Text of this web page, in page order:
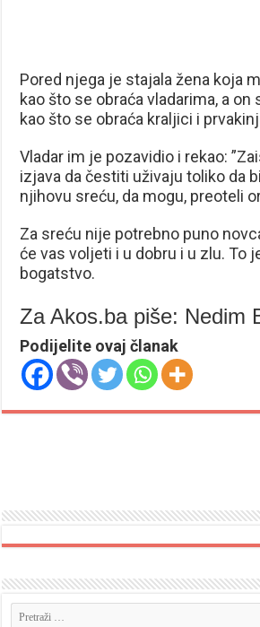
Pored njega je stajala žena koja
kao što se obraća vladarima, a on
kao što se obraća kraljici i
Vladar im je pozavidio i rekao:
izjava da čestiti uživaju toliko da
njihovu sreću, da mogu, preoteli
Za sreću nije potrebno puno
će vas voljeti i u dobru i u zlu. To
bogatstvo.
Za Akos.ba piše: Nedim
Podijelite ovaj članak